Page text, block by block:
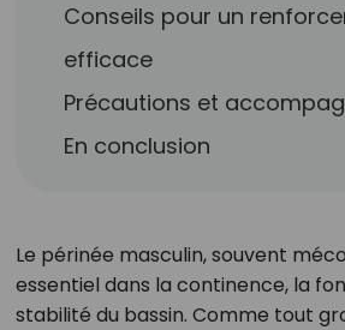
Conseils pour un
efficace
Précautions et
En conclusion
Le périnée masculin, souvent
essentiel dans la continence, la
stabilité du bassin. Comme tout